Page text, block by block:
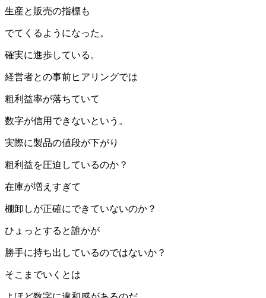
生産と販売の指標も
でてくるようになった。
確実に進歩している。
経営者との事前ヒアリングでは
粗利益率が落ちていて
数字が信用できないという。
実際に製品の値段が下がり
粗利益を圧迫しているのか？
在庫が増えすぎて
棚卸しが正確にできていないのか？
ひょっとすると誰かが
勝手に持ち出しているのではないか？
そこまでいくとは